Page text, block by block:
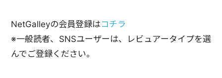
NetGalleyの会員登録はコチラ
※一般読者、SNSユーザーは、レビュアータイプを選
んでご登録ください。